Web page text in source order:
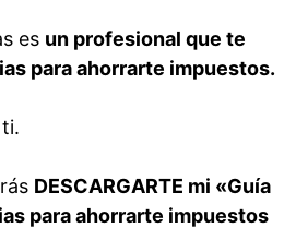
es un profesional que te
para ahorrarte impuestos.
DESCARGARTE mi «Guía
para ahorrarte impuestos